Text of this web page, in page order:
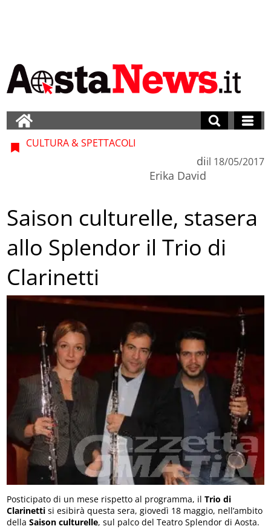
CULTURA & SPETTACOLI
di
Erika David
il 18/05/2017
Saison culturelle, stasera
allo Splendor il Trio di
Clarinetti
Posticipato di un mese rispetto al programma, il Trio di
Clarinetti si esibirà questa sera, giovedì 18 maggio, nell’ambito
della Saison culturelle, sul palco del Teatro Splendor di Aosta.